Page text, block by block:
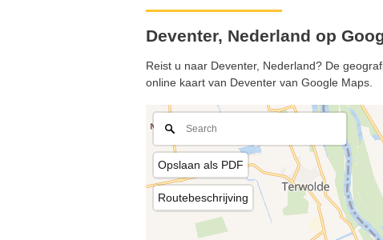
Deventer, Nederland op
Reist u naar Deventer, Nederland? De
online kaart van Deventer van Google Maps.
Opslaan als PDF
Routebeschrijving